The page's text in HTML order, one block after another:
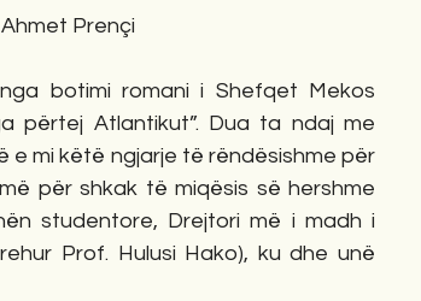
Prençi
botimi romani i Shefqet Mekos
përtej Atlantikut”. Dua ta ndaj me
e mi këtë ngjarje të rëndësishme për
për shkak të miqësis së hershme
studentore, Drejtori më i madh i
Prof. Hulusi Hako), ku dhe unë